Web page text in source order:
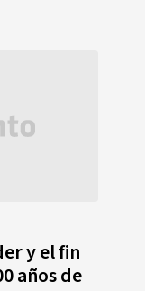
y el fin
años de